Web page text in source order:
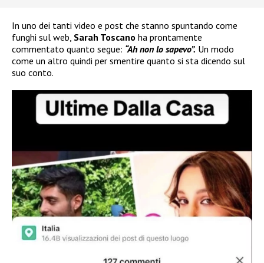
In uno dei tanti video e post che stanno spuntando come
funghi sul web, Sarah Toscano ha prontamente
commentato quanto segue: “Ah non lo sapevo”. Un modo
come un altro quindi per smentire quanto si sta dicendo sul
suo conto.